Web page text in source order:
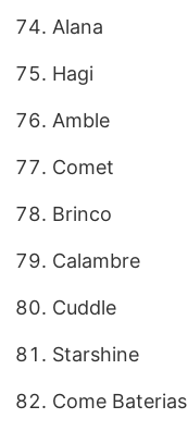
Alana
Hagi
Amble
Comet
Brinco
Calambre
Cuddle
Starshine
Come Baterias